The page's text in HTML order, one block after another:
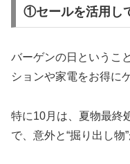
①セールを活用し
バーゲンの日というこ
ションや家電をお得に
特に10月は、夏物最終
で、意外と“掘り出し物